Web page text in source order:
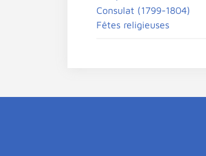
Consulat (1799-1804)
Fêtes religieuses